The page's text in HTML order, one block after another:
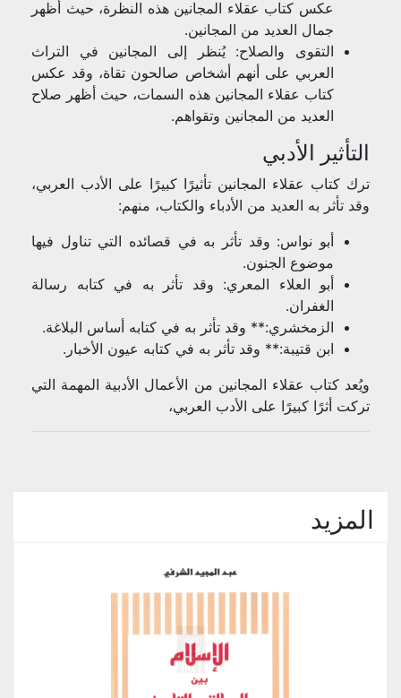
عكس كتاب عقلاء المجانين هذه النظرة، حيث أظهر
جمال العديد من المجانين.
التقوى والصلاح: يُنظر إلى المجانين في التراث
العربي على أنهم أشخاص صالحون تقاة، وقد عكس
كتاب عقلاء المجانين هذه السمات، حيث أظهر صلاح
العديد من المجانين وتقواهم.
التأثير الأدبي
ترك كتاب عقلاء المجانين تأثيرًا كبيرًا على الأدب العربي،
وقد تأثر به العديد من الأدباء والكتاب، منهم:
أبو نواس: وقد تأثر به في قصائده التي تناول فيها
موضوع الجنون.
أبو العلاء المعري: وقد تأثر به في كتابه رسالة
الغفران.
الزمخشري:** وقد تأثر به في كتابه أساس البلاغة.
ابن قتيبة:** وقد تأثر به في كتابه عيون الأخبار.
ويُعد كتاب عقلاء المجانين من الأعمال الأدبية المهمة التي
تركت أثرًا كبيرًا على الأدب العربي،
المزيد